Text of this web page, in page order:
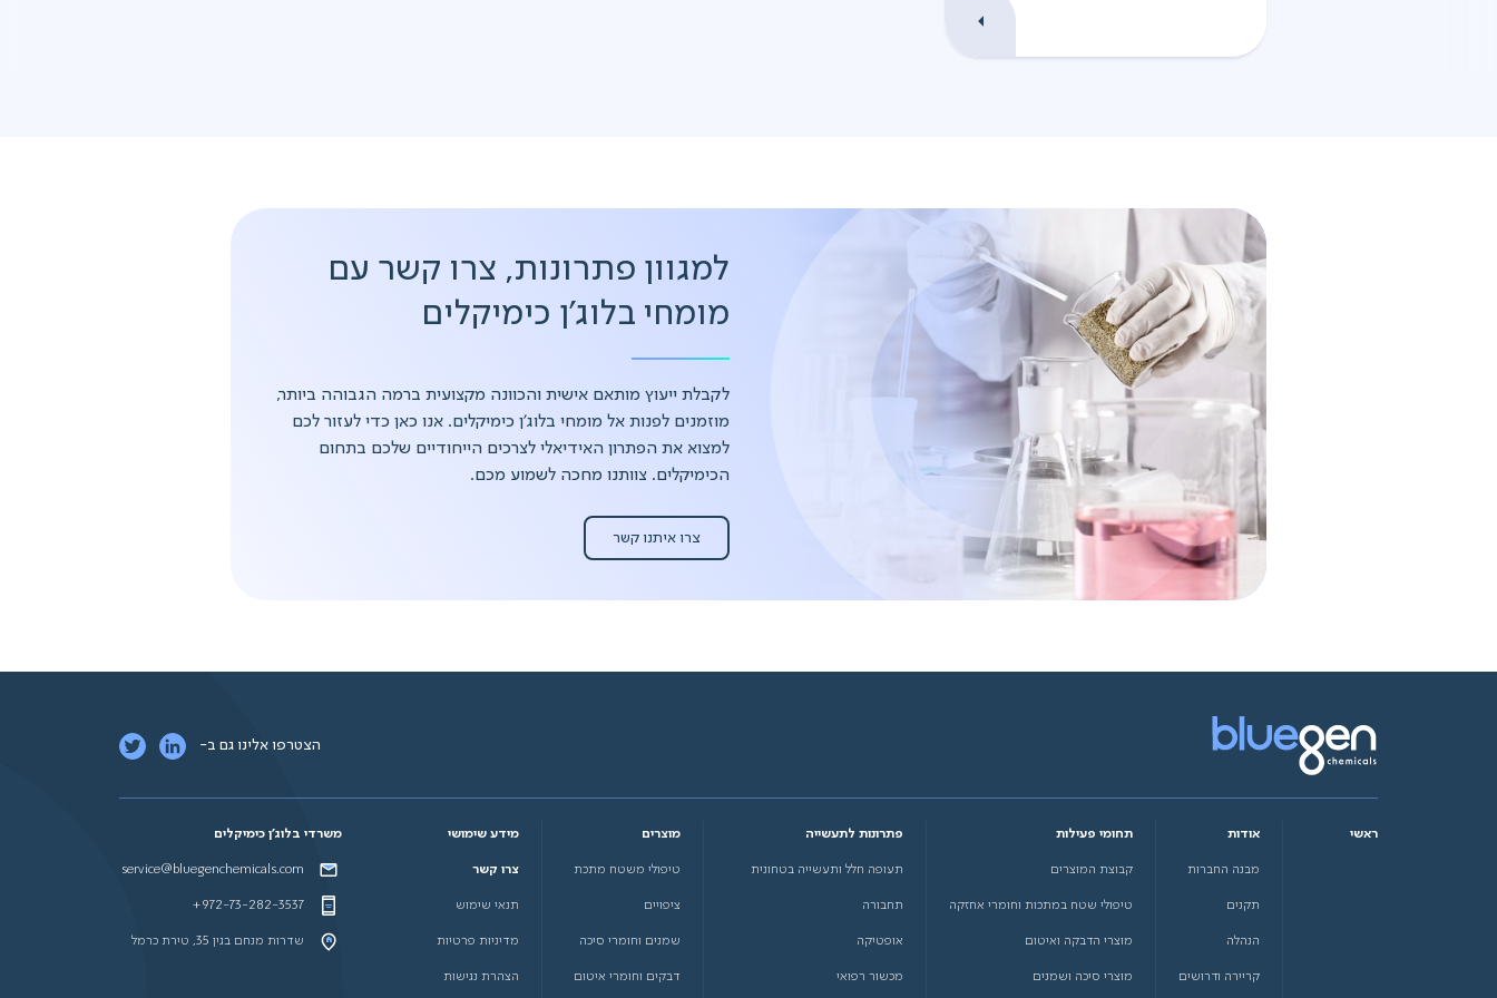
למגוון פתרונות, צרו קשר עם
מומחי בלוג'ן כימיקלים
לקבלת ייעוץ מותאם אישית והכוונה מקצועית ברמה הגבוהה ביותר,
מוזמנים לפנות אל מומחי בלוג'ן כימיקלים. אנו כאן כדי לעזור לכם
למצוא את הפתרון האידיאלי לצרכים הייחודיים שלכם בתחום
הכימיקלים. צוותנו מחכה לשמוע מכם.
צרו איתנו קשר
הצטרפו אלינו גם ב-
ראשי אודות
מבנה החברות
תקנים
הנהלה
קריירה ודרושים
תחומי פעילות
קבוצת המוצרים
טיפולי שטח במתכות וחומרי אחזקה
מוצרי הדבקה ואיטום
מוצרי סיכה ושמנים
פתרונות לתעשייה
תעופה חלל ותעשייה בטחונית
תחבורה
אופטיקה
מכשור רפואי
מוצרים
טיפולי משטח מתכת
ציפויים
שמנים וחומרי סיכה
דבקים וחומרי איטום
מידע שימושי
צרו קשר
תנאי שימוש
מדיניות פרטיות
הצהרת נגישות
משרדי בלוג'ן כימיקלים
service@bluegenchemicals.com
+972-73-282-3537
שדרות מנחם בגין 35, טירת כרמל